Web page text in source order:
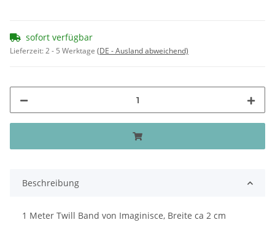
sofort verfügbar
Lieferzeit:2 - 5 Werktage (DE - Ausland abweichend)
Beschreibung
1 Meter Twill Band von Imaginisce, Breite ca 2 cm